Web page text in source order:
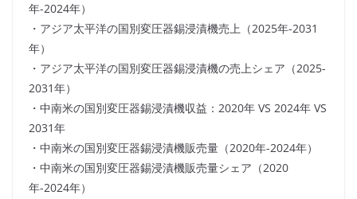
年-2024年）
・アジア太平洋の国別変圧器錫浸漬機売上（2025年-2031
年）
・アジア太平洋の国別変圧器錫浸漬機の売上シェア（2025-
2031年）
・中南米の国別変圧器錫浸漬機収益：2020年 VS 2024年 VS
2031年
・中南米の国別変圧器錫浸漬機販売量（2020年-2024年）
・中南米の国別変圧器錫浸漬機販売量シェア（2020
年-2024年）